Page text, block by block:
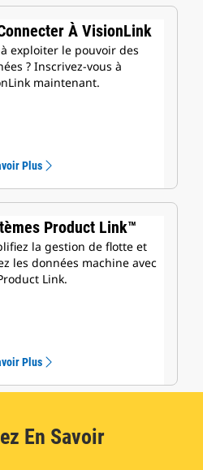
À VisionLink
exploiter le pouvoir des
? Inscrivez-vous à
maintenant.
Plus
Product Link™
la gestion de flotte et
les données machine avec
Link.
Plus
En Savoir